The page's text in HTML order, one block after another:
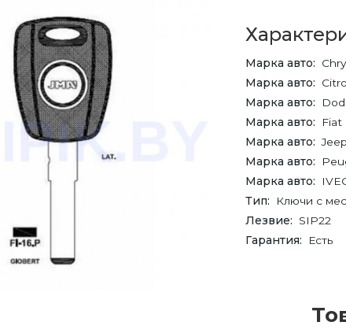
Марка авто
Марка авто
Марка авто
Марка авто
Fiat
Марка авто
Jeep
Марка авто
Марка авто
Тип
Ключи с
Лезвие
SIP22
Гарантия
Есть